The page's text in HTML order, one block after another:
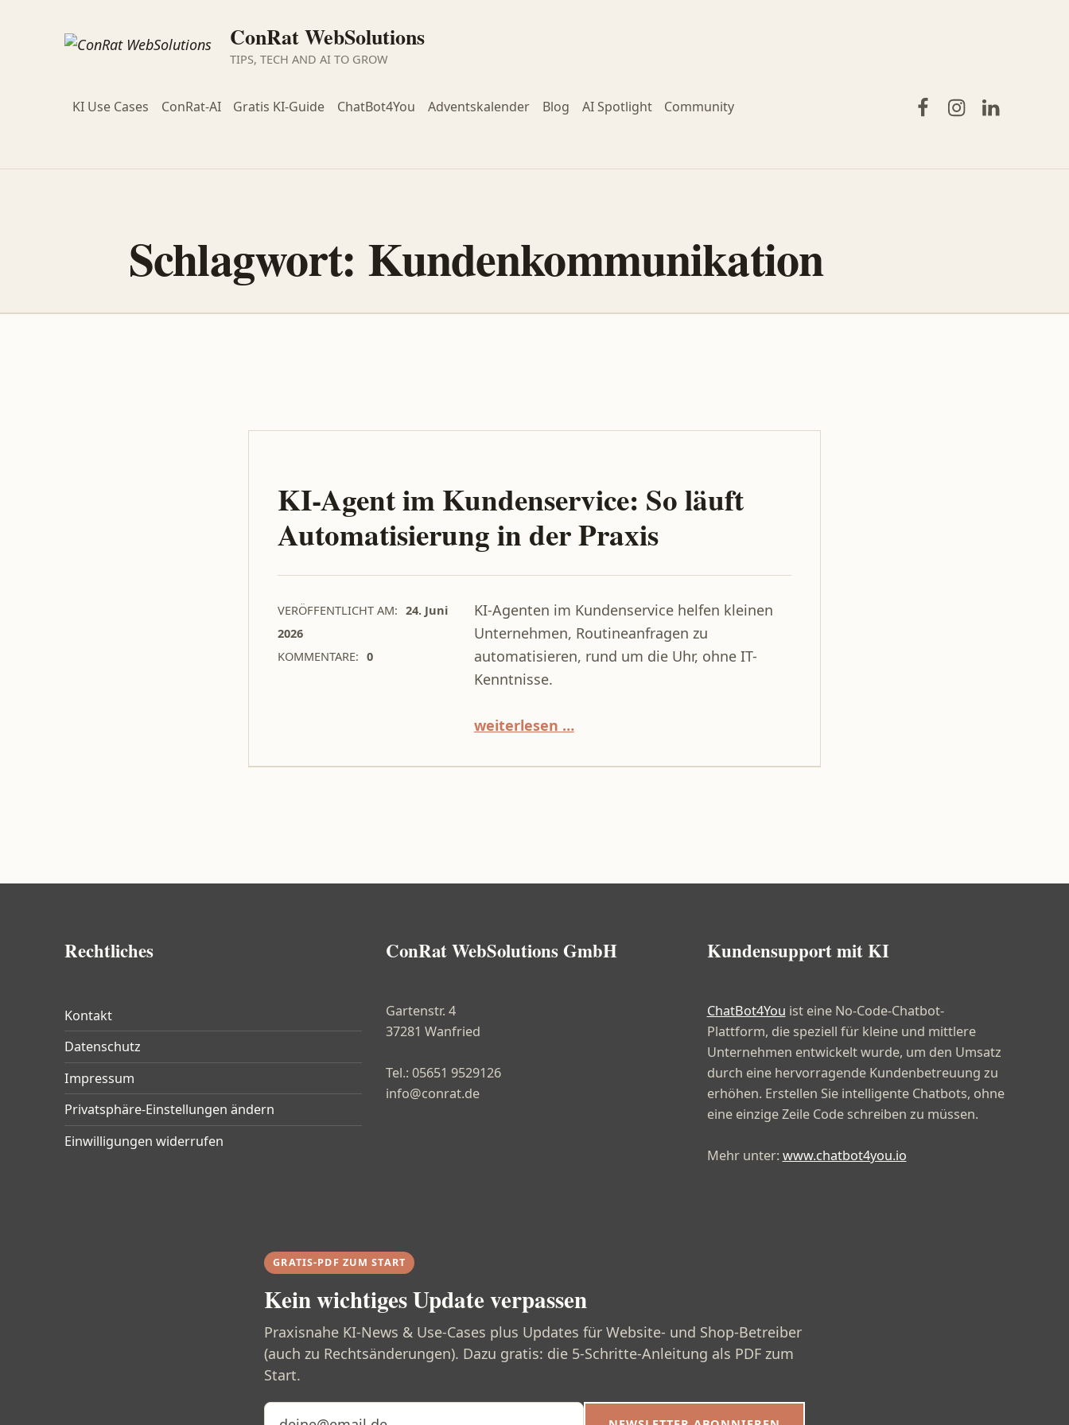
ConRat WebSolutions
TIPS, TECH AND AI TO GROW
KI Use Cases ConRat-AI Gratis KI-Guide ChatBot4You Adventskalender Blog AI Spotlight Community
Schlagwort: Kundenkommunikation
KI-Agent im Kundenservice: So läuft
Automatisierung in der Praxis
VERÖFFENTLICHT AM: 24. Juni
2026
KOMMENTARE: 0
KI-Agenten im Kundenservice helfen kleinen
Unternehmen, Routineanfragen zu
automatisieren, rund um die Uhr, ohne IT-
Kenntnisse.
“KI-Agent im Kundenservice: So läuft Automatisierung in der Praxis”
weiterlesen …
Rechtliches
Kontakt
Datenschutz
Impressum
Privatsphäre-Einstellungen ändern
Einwilligungen widerrufen
ConRat WebSolutions GmbH
Gartenstr. 4
37281 Wanfried
Tel.: 05651 9529126
info@conrat.de
Kundensupport mit KI
ChatBot4You ist eine No-Code-Chatbot-
Plattform, die speziell für kleine und mittlere
Unternehmen entwickelt wurde, um den Umsatz
durch eine hervorragende Kundenbetreuung zu
erhöhen. Erstellen Sie intelligente Chatbots, ohne
eine einzige Zeile Code schreiben zu müssen.
Mehr unter: www.chatbot4you.io
GRATIS-PDF ZUM START
Kein wichtiges Update verpassen
Praxisnahe KI-News & Use-Cases plus Updates für Website- und Shop-Betreiber
(auch zu Rechtsänderungen). Dazu gratis: die 5-Schritte-Anleitung als PDF zum
Start.
E-Mail-Adresse